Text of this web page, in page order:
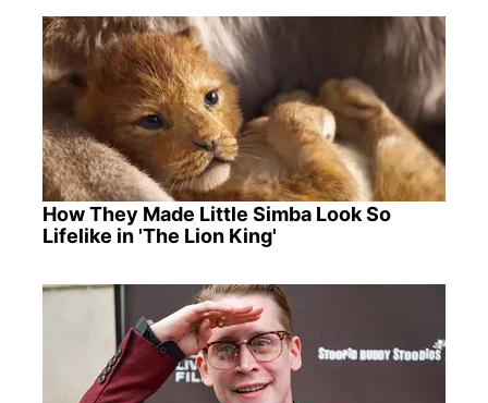
How They Made Little Simba Look So
Lifelike in 'The Lion King'